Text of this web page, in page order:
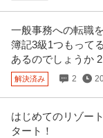
一般事務への転職
簿記3級1つもって
あるのでしょうか
解決済み 2
はじめてのリゾー
タート！